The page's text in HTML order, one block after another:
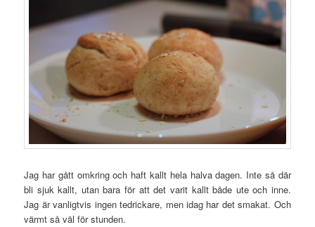
Jag har gått omkring och haft kallt hela halva dagen. Inte så där
bli sjuk kallt, utan bara för att det varit kallt både ute och inne.
Jag är vanligtvis ingen tedrickare, men idag har det smakat. Och
värmt så väl för stunden.